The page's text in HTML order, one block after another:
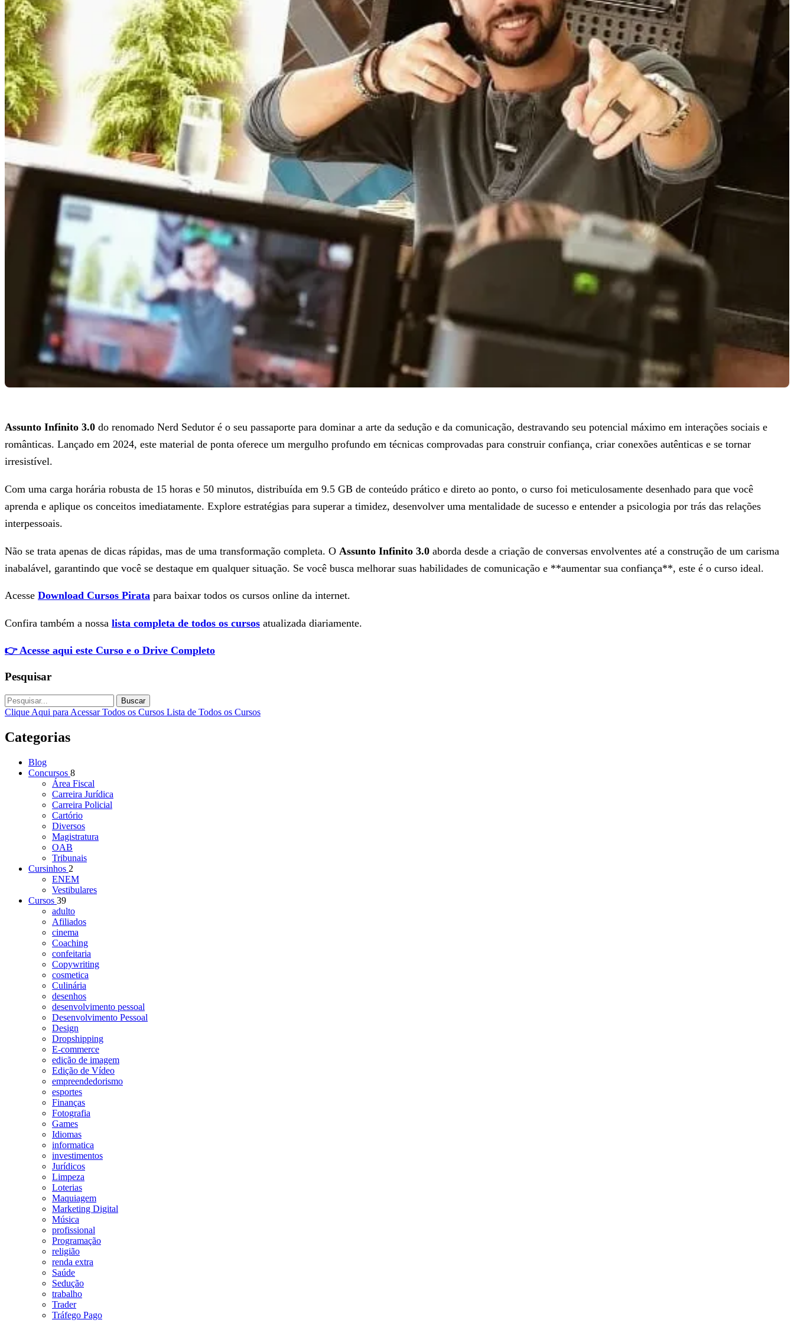
Assunto Infinito 3.0 do renomado Nerd Sedutor é o seu passaporte para dominar a arte da sedução e da comunicação, destravando seu potencial máximo em interações sociais e
românticas. Lançado em 2024, este material de ponta oferece um mergulho profundo em técnicas comprovadas para construir confiança, criar conexões autênticas e se tornar
irresistível.
Com uma carga horária robusta de 15 horas e 50 minutos, distribuída em 9.5 GB de conteúdo prático e direto ao ponto, o curso foi meticulosamente desenhado para que você
aprenda e aplique os conceitos imediatamente. Explore estratégias para superar a timidez, desenvolver uma mentalidade de sucesso e entender a psicologia por trás das relações
interpessoais.
Não se trata apenas de dicas rápidas, mas de uma transformação completa. O Assunto Infinito 3.0 aborda desde a criação de conversas envolventes até a construção de um carisma
inabalável, garantindo que você se destaque em qualquer situação. Se você busca melhorar suas habilidades de comunicação e **aumentar sua confiança**, este é o curso ideal.
Acesse Download Cursos Pirata para baixar todos os cursos online da internet.
Confira também a nossa lista completa de todos os cursos atualizada diariamente.
👉 Acesse aqui este Curso e o Drive Completo
Pesquisar
Buscar
Clique Aqui para Acessar Todos os Cursos Lista de Todos os Cursos
Categorias
Blog
Concursos 8
Área Fiscal
Carreira Jurídica
Carreira Policial
Cartório
Diversos
Magistratura
OAB
Tribunais
Cursinhos 2
ENEM
Vestibulares
Cursos 39
adulto
Afiliados
cinema
Coaching
confeitaria
Copywriting
cosmetica
Culinária
desenhos
desenvolvimento pessoal
Desenvolvimento Pessoal
Design
Dropshipping
E-commerce
edição de imagem
Edição de Vídeo
empreendedorismo
esportes
Finanças
Fotografia
Games
Idiomas
informatica
investimentos
Jurídicos
Limpeza
Loterias
Maquiagem
Marketing Digital
Música
profissional
Programação
religião
renda extra
Saúde
Sedução
trabalho
Trader
Tráfego Pago